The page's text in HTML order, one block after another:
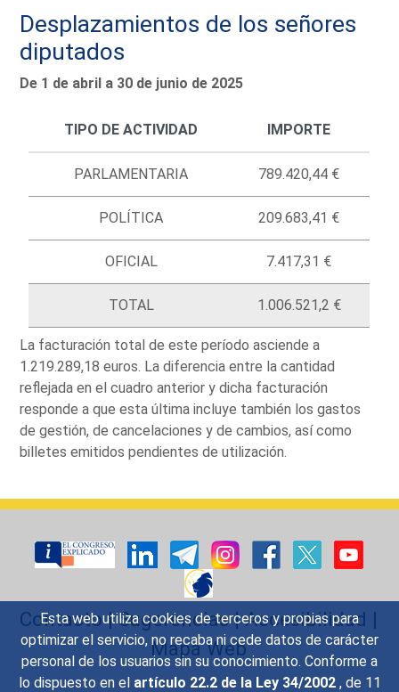
Esta web utiliza cookies de terceros y propias para
optimizar el servicio, no recaba ni cede datos de carácter
personal de los usuarios sin su conocimiento. Conforme a
lo dispuesto en el artículo 22.2 de la Ley 34/2002 , de 11
Desplazamientos de los señores
diputados
De 1 de abril a 30 de junio de 2025
TIPO DE ACTIVIDAD IMPORTE
PARLAMENTARIA 789.420,44 €
POLÍTICA 209.683,41 €
OFICIAL 7.417,31 €
TOTAL 1.006.521,2 €
La facturación total de este período asciende a
1.219.289,18 euros. La diferencia entre la cantidad
reflejada en el cuadro anterior y dicha facturación
responde a que esta última incluye también los gastos
de gestión, de cancelaciones y de cambios, así como
billetes emitidos pendientes de utilización.
Contacto|Sugerencias|Accesibilidad |
Mapa Web